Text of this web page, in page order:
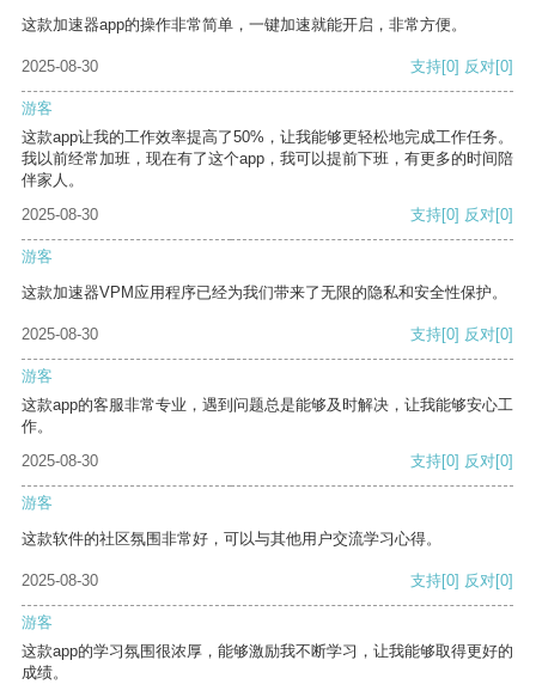
这款加速器app的操作非常简单，一键加速就能开启，非常方便。
2025-08-30 支持[0] 反对[0]
游客
这款app让我的工作效率提高了50%，让我能够更轻松地完成工作任务。
我以前经常加班，现在有了这个app，我可以提前下班，有更多的时间陪
伴家人。
2025-08-30
支持[0] 反对[0]
游客
这款加速器VPM应用程序已经为我们带来了无限的隐私和安全性保护。
2025-08-30 支持[0] 反对[0]
游客
这款app的客服非常专业，遇到问题总是能够及时解决，让我能够安心工
作。
2025-08-30
支持[0] 反对[0]
游客
这款软件的社区氛围非常好，可以与其他用户交流学习心得。
2025-08-30 支持[0] 反对[0]
游客
这款app的学习氛围很浓厚，能够激励我不断学习，让我能够取得更好的
成绩。